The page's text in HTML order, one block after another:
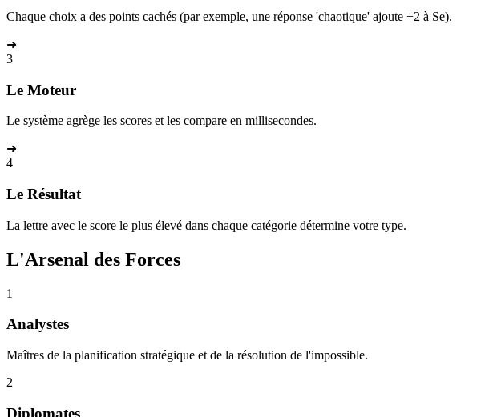
Chaque choix a des points cachés (par exemple, une réponse 'chaotique' ajoute +2 à Se).
➜
3
Le Moteur
Le système agrège les scores et les compare en millisecondes.
➜
4
Le Résultat
La lettre avec le score le plus élevé dans chaque catégorie détermine votre type.
L'Arsenal des Forces
1
Analystes
Maîtres de la planification stratégique et de la résolution de l'impossible.
2
Diplomates